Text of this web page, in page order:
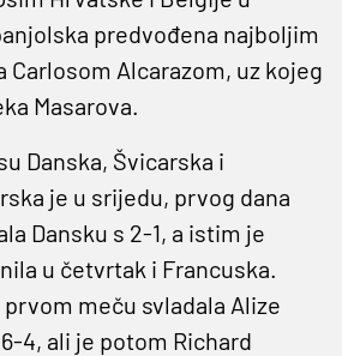
predvođena najboljim
Alcarazom, uz kojeg
Masarova.
Danska, Švicarska i
je u srijedu, prvog dana
Dansku s 2-1, a istim je
u četvrtak i Francuska.
prvom meču svladala Alize
4, ali je potom Richard